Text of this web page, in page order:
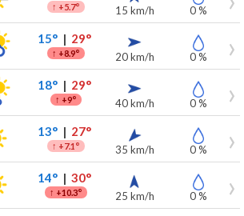
↑ +5.7° 15 km/h 0 %
15°| 29°
↑ +8.9° 20 km/h 0 %
18°| 29°
↑ +9° 40 km/h 0 %
13°| 27°
↑ +7.1° 35 km/h 0 %
14°| 30°
↑ +10.3° 25 km/h 0 %